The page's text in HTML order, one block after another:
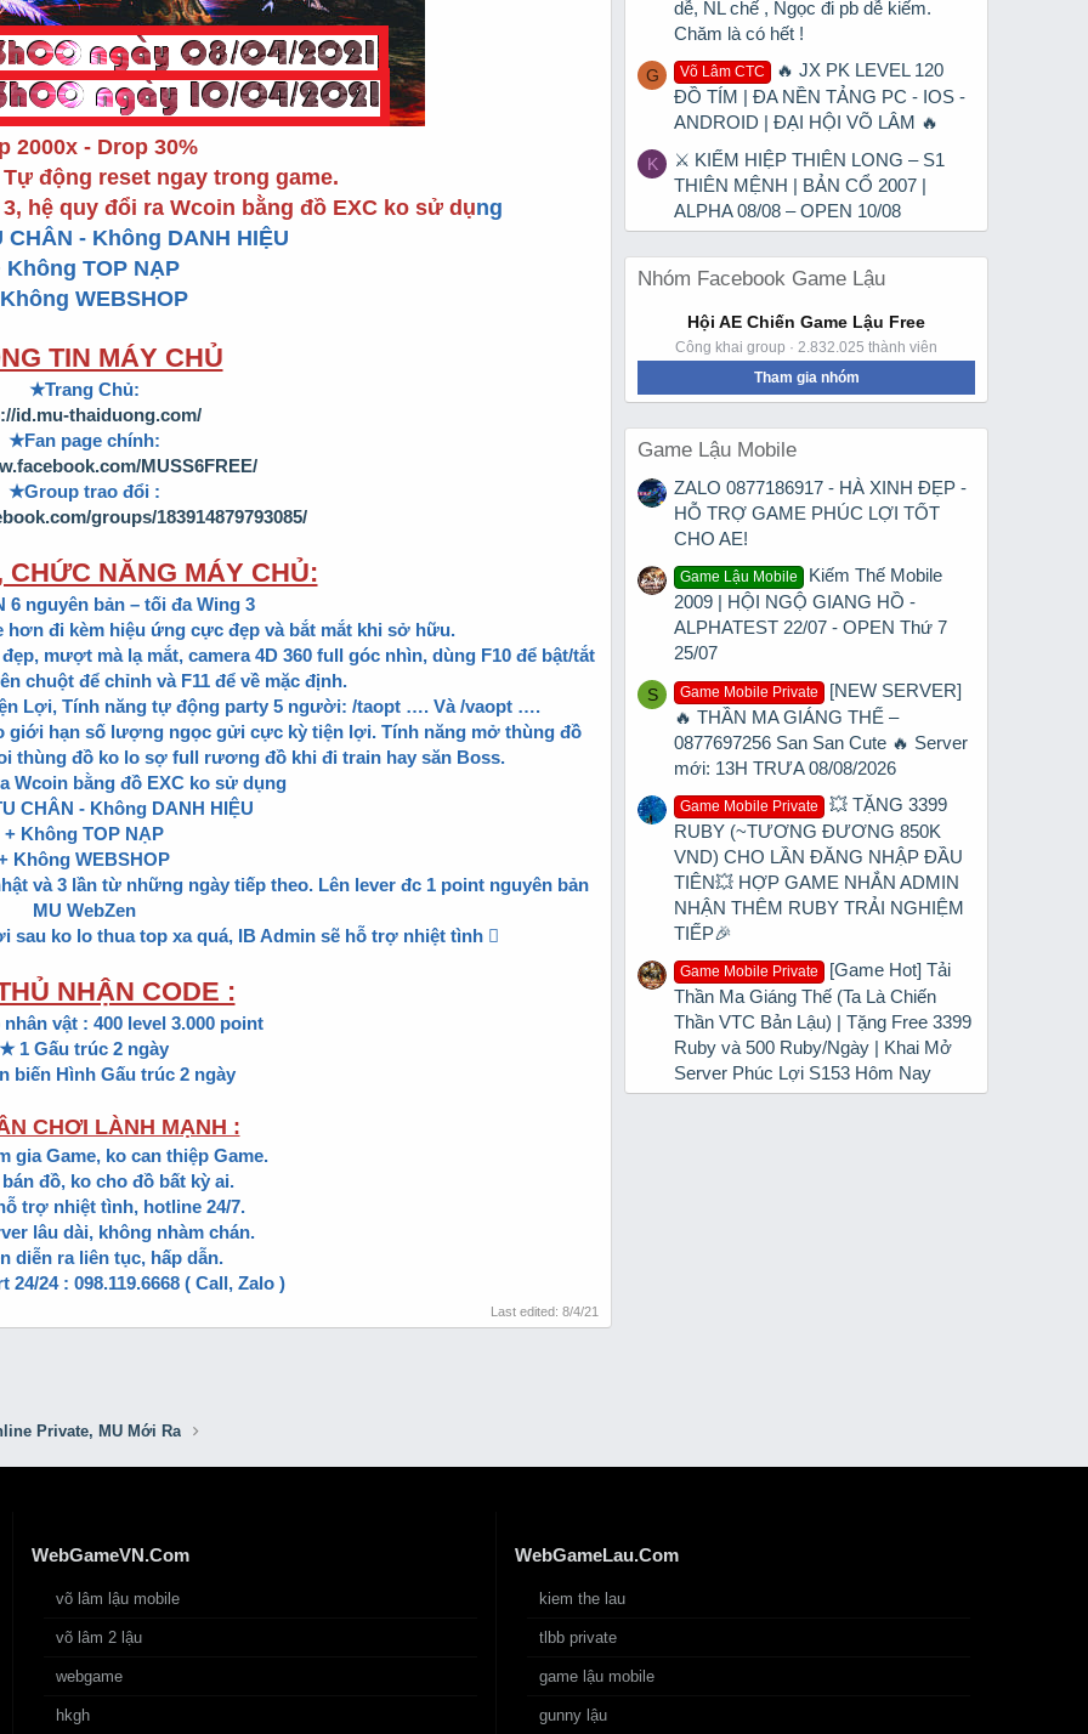
2000x - Drop 30%
Tự động reset ngay trong game.
hệ quy đổi ra Wcoin bằng đồ EXC ko sử dụng
CHÂN - Không DANH HIỆU
Không TOP NẠP
WEBSHOP
TIN MÁY CHỦ
★Trang Chủ:
id.mu-thaiduong.com/
★Fan page chính:
MUSS6FREE/
★Group trao đổi :
groups/183914879793085/
CHỨC NĂNG MÁY CHỦ:
6 nguyên bản – tối đa Wing 3
hơn đi kèm hiệu ứng cực đẹp và bắt mắt khi sở hữu.
mượt mà lạ mắt, camera 4D 360 full góc nhìn, dùng F10 để bật/tắt
chuột để chỉnh và F11 để về mặc định.
Lợi, Tính năng tự động party 5 người: /taopt …. Và /vaopt ….
giới hạn số lượng ngọc gửi cực kỳ tiện lợi. Tính năng mở thùng đồ
thùng đồ ko lo sợ full rương đồ khi đi train hay săn Boss.
Wcoin bằng đồ EXC ko sử dụng
CHÂN - Không DANH HIỆU
+ Không TOP NẠP
Không WEBSHOP
và 3 lần từ những ngày tiếp theo. Lên lever đc 1 point nguyên bản
MU WebZen
ko lo thua top xa quá, IB Admin sẽ hỗ trợ nhiệt tình 
NHẬN CODE :
vật : 400 level 3.000 point
★ 1 Gấu trúc 2 ngày
biến Hình Gấu trúc 2 ngày
CHƠI LÀNH MẠNH :
gia Game, ko can thiệp Game.
đồ, ko cho đồ bất kỳ ai.
trợ nhiệt tình, hotline 24/7.
lâu dài, không nhàm chán.
diễn ra liên tục, hấp dẫn.
24/24 : 098.119.6668 ( Call, Zalo )
Last edited: 8/4/21
dễ, NL chế , Ngọc đi pb dễ kiếm.
Chăm là có hết !
G Võ Lâm CTC
🔥 JX PK LEVEL 120
ĐỒ TÍM | ĐA NỀN TẢNG PC - IOS -
ANDROID | ĐẠI HỘI VÕ LÂM 🔥
K
⚔ KIẾM HIỆP THIÊN LONG – S1
THIÊN MỆNH | BẢN CỔ 2007 |
ALPHA 08/08 – OPEN 10/08
Nhóm Facebook Game Lậu
Hội AE Chiến Game Lậu Free
Công khai group · 2.832.025 thành viên
Tham gia nhóm
Game Lậu Mobile
ZALO 0877186917 - HÀ XINH ĐẸP -
HỖ TRỢ GAME PHÚC LỢI TỐT
CHO AE!
Game Lậu Mobile
Kiếm Thế Mobile
2009 | HỘI NGỘ GIANG HỒ -
ALPHATEST 22/07 - OPEN Thứ 7
25/07
S Game Mobile Private
[NEW SERVER]
🔥 THẦN MA GIÁNG THẾ –
0877697256 San San Cute 🔥 Server
mới: 13H TRƯA 08/08/2026
Game Mobile Private
💥 TẶNG 3399
RUBY (~TƯƠNG ĐƯƠNG 850K
VND) CHO LẦN ĐĂNG NHẬP ĐẦU
TIÊN💥 HỢP GAME NHẮN ADMIN
NHẬN THÊM RUBY TRẢI NGHIỆM
TIẾP🎉
Game Mobile Private
[Game Hot] Tải
Thần Ma Giáng Thế (Ta Là Chiến
Thần VTC Bản Lậu) | Tặng Free 3399
Ruby và 500 Ruby/Ngày | Khai Mở
Server Phúc Lợi S153 Hôm Nay
Private, MU Mới Ra
WebGameVN.Com
võ lâm lậu mobile
võ lâm 2 lậu
webgame
hkgh
WebGameLau.Com
kiem the lau
tlbb private
game lậu mobile
gunny lậu